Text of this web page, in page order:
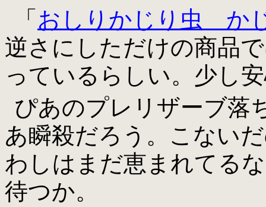
「おしりかじり虫 か
逆さにしただけの商品
っているらしい。少し
ぴあのプレリザーブ落
あ瞬殺だろう。こない
わしはまだ恵まれてる
待つか。